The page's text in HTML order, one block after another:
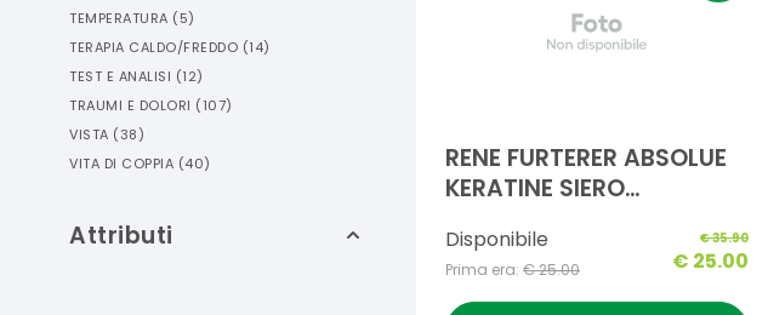
TEMPERATURA (5)
TERAPIA CALDO/FREDDO (14)
TEST E ANALISI (12)
TRAUMI E DOLORI (107)
VISTA (38)
VITA DI COPPIA (40)
Attributi
RENE FURTERER ABSOLUE
KERATINE SIERO
ESTREMO 30 ML
Disponibile
Prima era: €25.00
€35.90
€ 25.00